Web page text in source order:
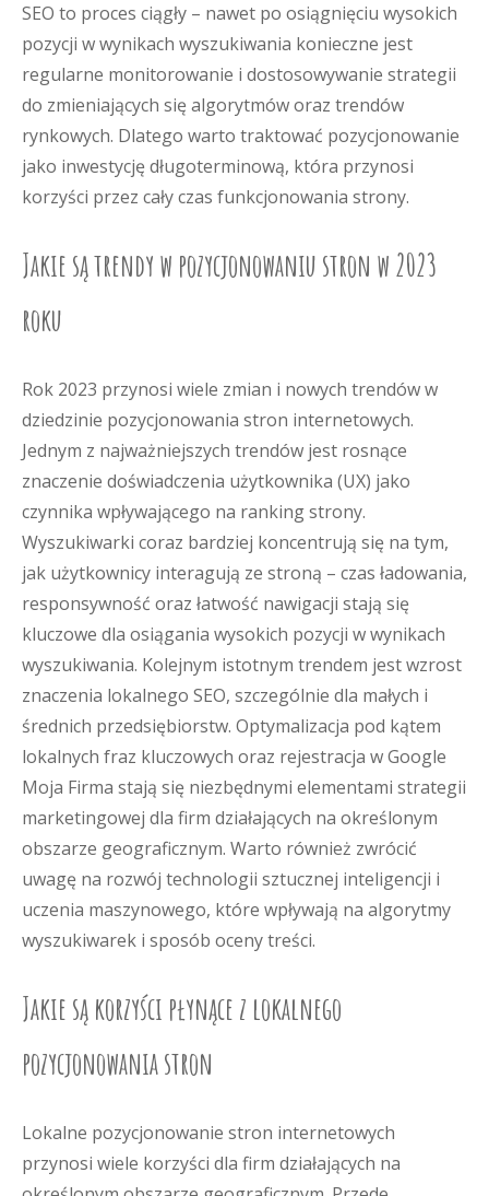
SEO to proces ciągły – nawet po osiągnięciu wysokich
pozycji w wynikach wyszukiwania konieczne jest
regularne monitorowanie i dostosowywanie strategii
do zmieniających się algorytmów oraz trendów
rynkowych. Dlatego warto traktować pozycjonowanie
jako inwestycję długoterminową, która przynosi
korzyści przez cały czas funkcjonowania strony.
Jakie są trendy w pozycjonowaniu stron w 2023
roku
Rok 2023 przynosi wiele zmian i nowych trendów w
dziedzinie pozycjonowania stron internetowych.
Jednym z najważniejszych trendów jest rosnące
znaczenie doświadczenia użytkownika (UX) jako
czynnika wpływającego na ranking strony.
Wyszukiwarki coraz bardziej koncentrują się na tym,
jak użytkownicy interagują ze stroną – czas ładowania,
responsywność oraz łatwość nawigacji stają się
kluczowe dla osiągania wysokich pozycji w wynikach
wyszukiwania. Kolejnym istotnym trendem jest wzrost
znaczenia lokalnego SEO, szczególnie dla małych i
średnich przedsiębiorstw. Optymalizacja pod kątem
lokalnych fraz kluczowych oraz rejestracja w Google
Moja Firma stają się niezbędnymi elementami strategii
marketingowej dla firm działających na określonym
obszarze geograficznym. Warto również zwrócić
uwagę na rozwój technologii sztucznej inteligencji i
uczenia maszynowego, które wpływają na algorytmy
wyszukiwarek i sposób oceny treści.
Jakie są korzyści płynące z lokalnego
pozycjonowania stron
Lokalne pozycjonowanie stron internetowych
przynosi wiele korzyści dla firm działających na